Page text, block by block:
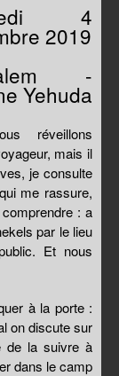
4
2019
-
Yehuda
réveillons
mais il
je consulte
me rassure,
comprendre : a
par le lieu
Et nous
à la porte :
on discute sur
de la suivre à
dans le camp